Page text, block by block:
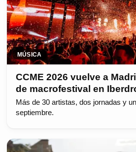
MÚSICA
CCME 2026 vuelve a
de macrofestival en
Más de 30 artistas, dos jornadas y
septiembre.